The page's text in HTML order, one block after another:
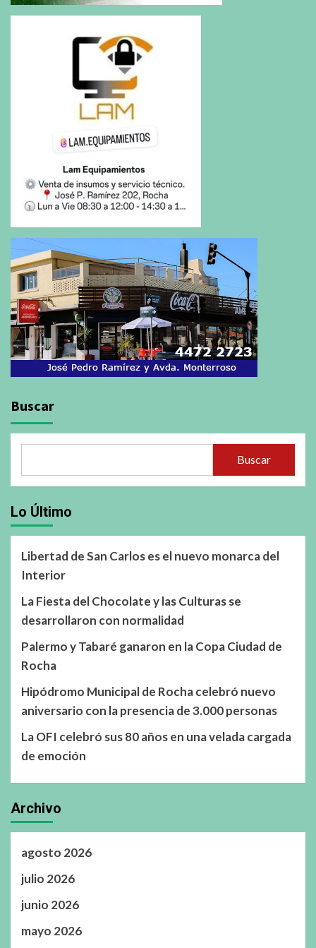
Buscar
Buscar
Lo Último
Libertad de San Carlos es el nuevo monarca del
Interior
La Fiesta del Chocolate y las Culturas se
desarrollaron con normalidad
Palermo y Tabaré ganaron en la Copa Ciudad de
Rocha
Hipódromo Municipal de Rocha celebró nuevo
aniversario con la presencia de 3.000 personas
La OFI celebró sus 80 años en una velada cargada
de emoción
Archivo
agosto 2026
julio 2026
junio 2026
mayo 2026